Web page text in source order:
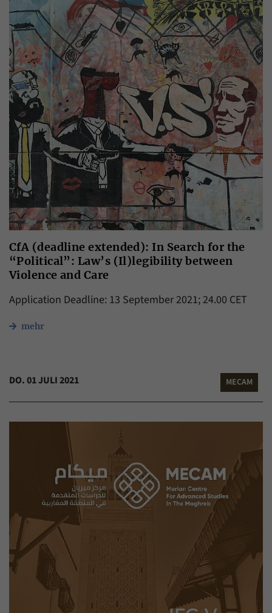
CfA (deadline extended): In Search for the
“Political”: Law’s (Il)legibility between
Violence and Care
Application Deadline: 13 September 2021; 24.00 CET
mehr
DO. 01 JULI 2021 MECAM